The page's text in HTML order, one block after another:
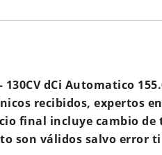
dCi Automatico
recibidos, expertos
final incluye cambio
son válidos salvo error